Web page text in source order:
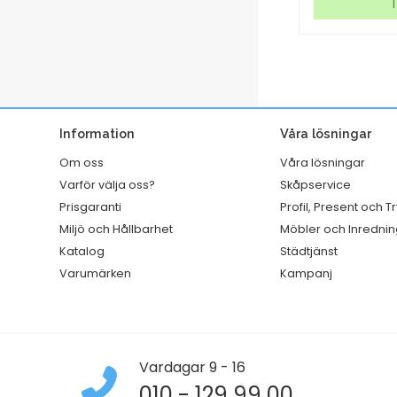
mängd
mängd
Information
Om oss
Varför välja oss?
Prisgaranti
Miljö och Hållbarhet
Katalog
Varumärken
Våra lösningar
Våra lösningar
Skåpservice
Profil, Present och
Möbler och
Städtjänst
Kampanj
Vardagar 9 - 16